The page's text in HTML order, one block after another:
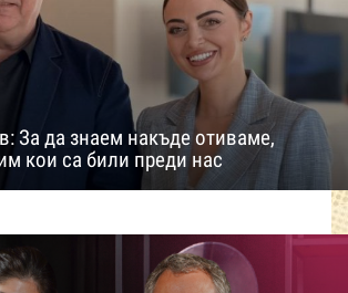
За да знаем накъде отиваме,
кои са били преди нас